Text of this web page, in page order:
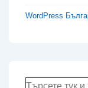
WordPress
Търсене